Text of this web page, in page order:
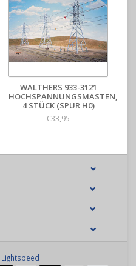
WALTHERS 933-3121
HOCHSPANNUNGSMASTEN,
4 STÜCK (SPUR H0)
€33,95
Lightspeed